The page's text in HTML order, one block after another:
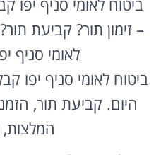
ביטוח לאומי סניף יפו
– זימון תור? קביעת
לאומי סניף
ביטוח לאומי סניף יפו
היום. קביעת תור,